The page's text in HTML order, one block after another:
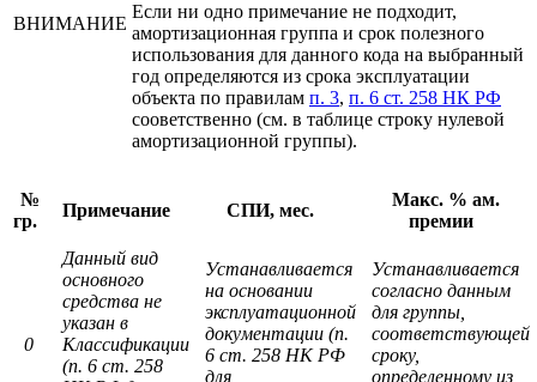
ВНИМАНИЕ
Если ни одно примечание не подходит,
амортизационная группа и срок полезного
использования для данного кода на выбранный
год определяются из срока эксплуатации
объекта по правилам п. 3, п. 6 ст. 258 НК РФ
сооветственно (см. в таблице строку нулевой
амортизационной группы).
№
гр.
Примечание СПИ, мес.
Макс. % ам.
премии
0
Данный вид
основного
средства не
указан в
Классификации
(п. 6 ст. 258
Устанавливается
на основании
эксплуатационной
документации (п.
6 ст. 258 НК РФ
для
Устанавливается
согласно данным
для группы,
соответствующей
сроку,
определенному из